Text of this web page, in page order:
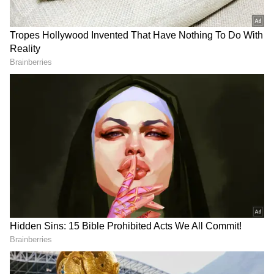
DOWNLOAD APP
RECOMMENDED STORIES